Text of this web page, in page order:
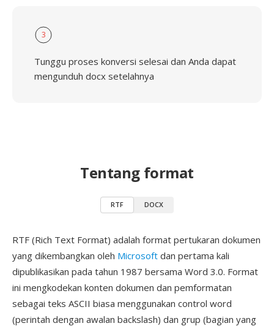
3
Tunggu proses konversi selesai dan Anda dapat
mengunduh docx setelahnya
Tentang format
RTF DOCX
RTF (Rich Text Format) adalah format pertukaran dokumen
yang dikembangkan oleh Microsoft dan pertama kali
dipublikasikan pada tahun 1987 bersama Word 3.0. Format
ini mengkodekan konten dokumen dan pemformatan
sebagai teks ASCII biasa menggunakan control word
(perintah dengan awalan backslash) dan grup (bagian yang